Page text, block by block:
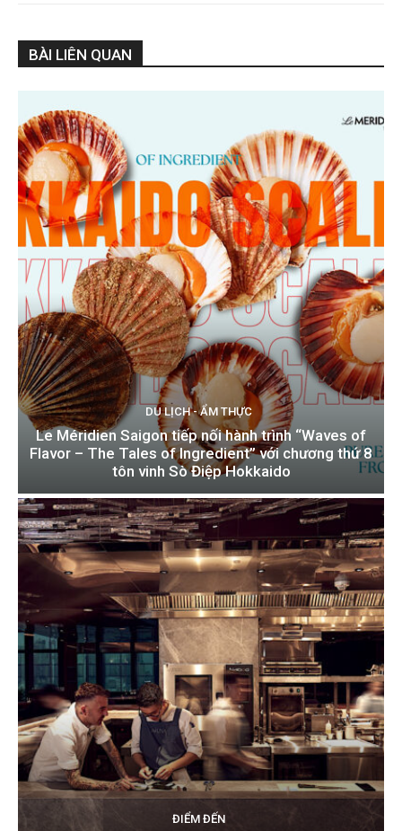
BÀI LIÊN QUAN
DU LỊCH - ẨM THỰC
Le Méridien Saigon tiếp nối hành trình “Waves of
Flavor – The Tales of Ingredient” với chương thứ 8
tôn vinh Sò Điệp Hokkaido
ĐIỂM ĐẾN